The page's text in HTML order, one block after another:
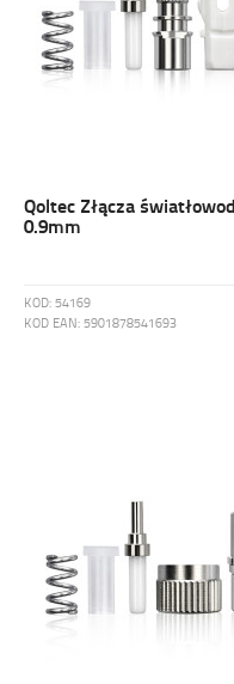
Qoltec Złącza
0.9mm
KOD: 54169
KOD EAN: 5901878541693